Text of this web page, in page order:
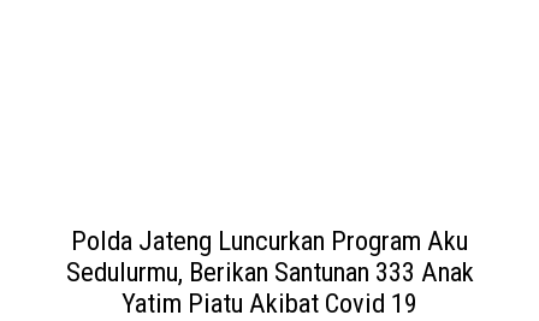
Polda Jateng Luncurkan Program Aku
Sedulurmu, Berikan Santunan 333 Anak
Yatim Piatu Akibat Covid 19